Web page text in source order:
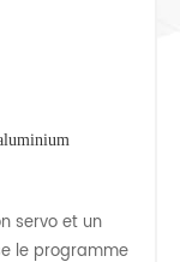
servo et un
le programme